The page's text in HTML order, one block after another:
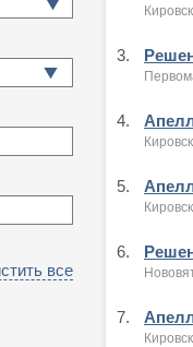
все
3.
4.
5.
6.
7.